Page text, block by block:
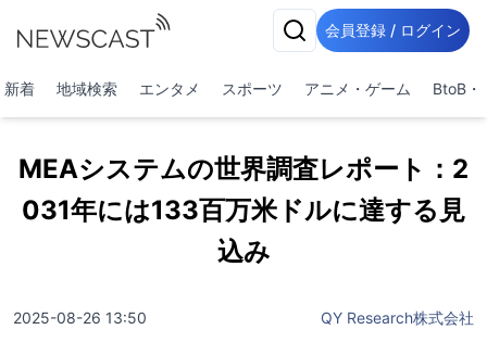
会員登録 / ログイン
新着 地域検索 エンタメ スポーツ アニメ・ゲーム BtoB・
MEAシステムの世界調査レポート：2
031年には133百万米ドルに達する見
込み
2025-08-26 13:50 QY Research株式会社